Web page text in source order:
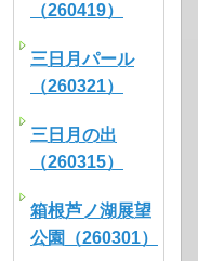
（260419）
三日月パール
（260321）
三日月の出
（260315）
箱根芦ノ湖展望
公園（260301）